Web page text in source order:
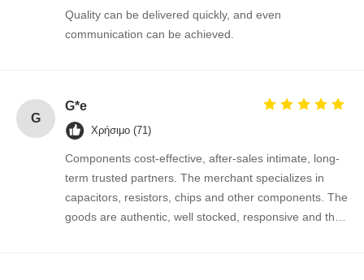
Πολυστρωματικός κεραμικός πυκνωτής
Εμφυτοποιητής υψηλής συχνότητας
τρανζίστορ με αντίσταση πόλωσης
ΔΙΟΔΗ προστασίας ESD
Δίοδος ανορθωτή Schottky
Quality can be delivered quickly, and even
communication can be achieved.
G
G*e
Χρήσιμο (71)
Components cost-effective, after-sales intimate, long-
term trusted partners. The merchant specializes in
capacitors, resistors, chips and other components. The
goods are authentic, well stocked, responsive and the